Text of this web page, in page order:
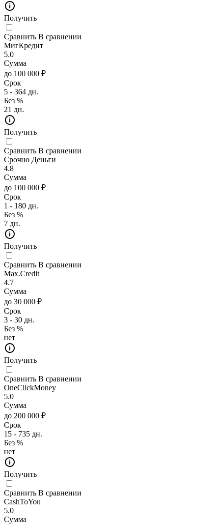
Получить
Сравнить В сравнении
МигКредит
5.0
Сумма
до 100 000 ₽
Срок
5 - 364 дн.
Без %
21 дн.
Получить
Сравнить В сравнении
Срочно Деньги
4.8
Сумма
до 100 000 ₽
Срок
1 - 180 дн.
Без %
7 дн.
Получить
Сравнить В сравнении
Max.Credit
4.7
Сумма
до 30 000 ₽
Срок
3 - 30 дн.
Без %
нет
Получить
Сравнить В сравнении
OneClickMoney
5.0
Сумма
до 200 000 ₽
Срок
15 - 735 дн.
Без %
нет
Получить
Сравнить В сравнении
CashToYou
5.0
Сумма